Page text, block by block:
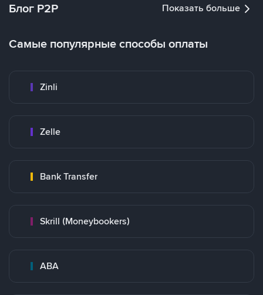
Блог P2P Показать больше
Самые популярные способы оплаты
Zinli
Zelle
Bank Transfer
Skrill (Moneybookers)
ABA